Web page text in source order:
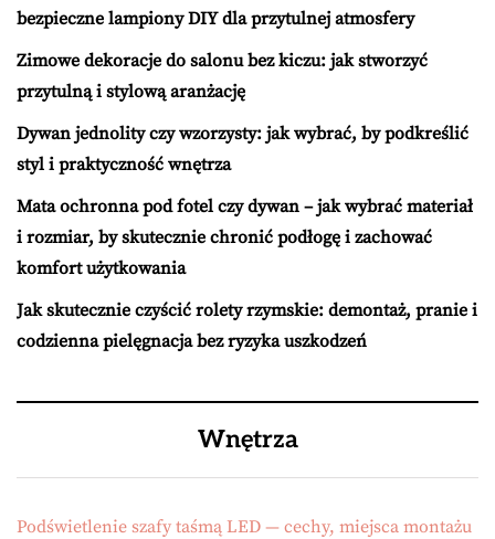
bezpieczne lampiony DIY dla przytulnej atmosfery
Zimowe dekoracje do salonu bez kiczu: jak stworzyć
przytulną i stylową aranżację
Dywan jednolity czy wzorzysty: jak wybrać, by podkreślić
styl i praktyczność wnętrza
Mata ochronna pod fotel czy dywan – jak wybrać materiał
i rozmiar, by skutecznie chronić podłogę i zachować
komfort użytkowania
Jak skutecznie czyścić rolety rzymskie: demontaż, pranie i
codzienna pielęgnacja bez ryzyka uszkodzeń
Wnętrza
Podświetlenie szafy taśmą LED — cechy, miejsca montażu